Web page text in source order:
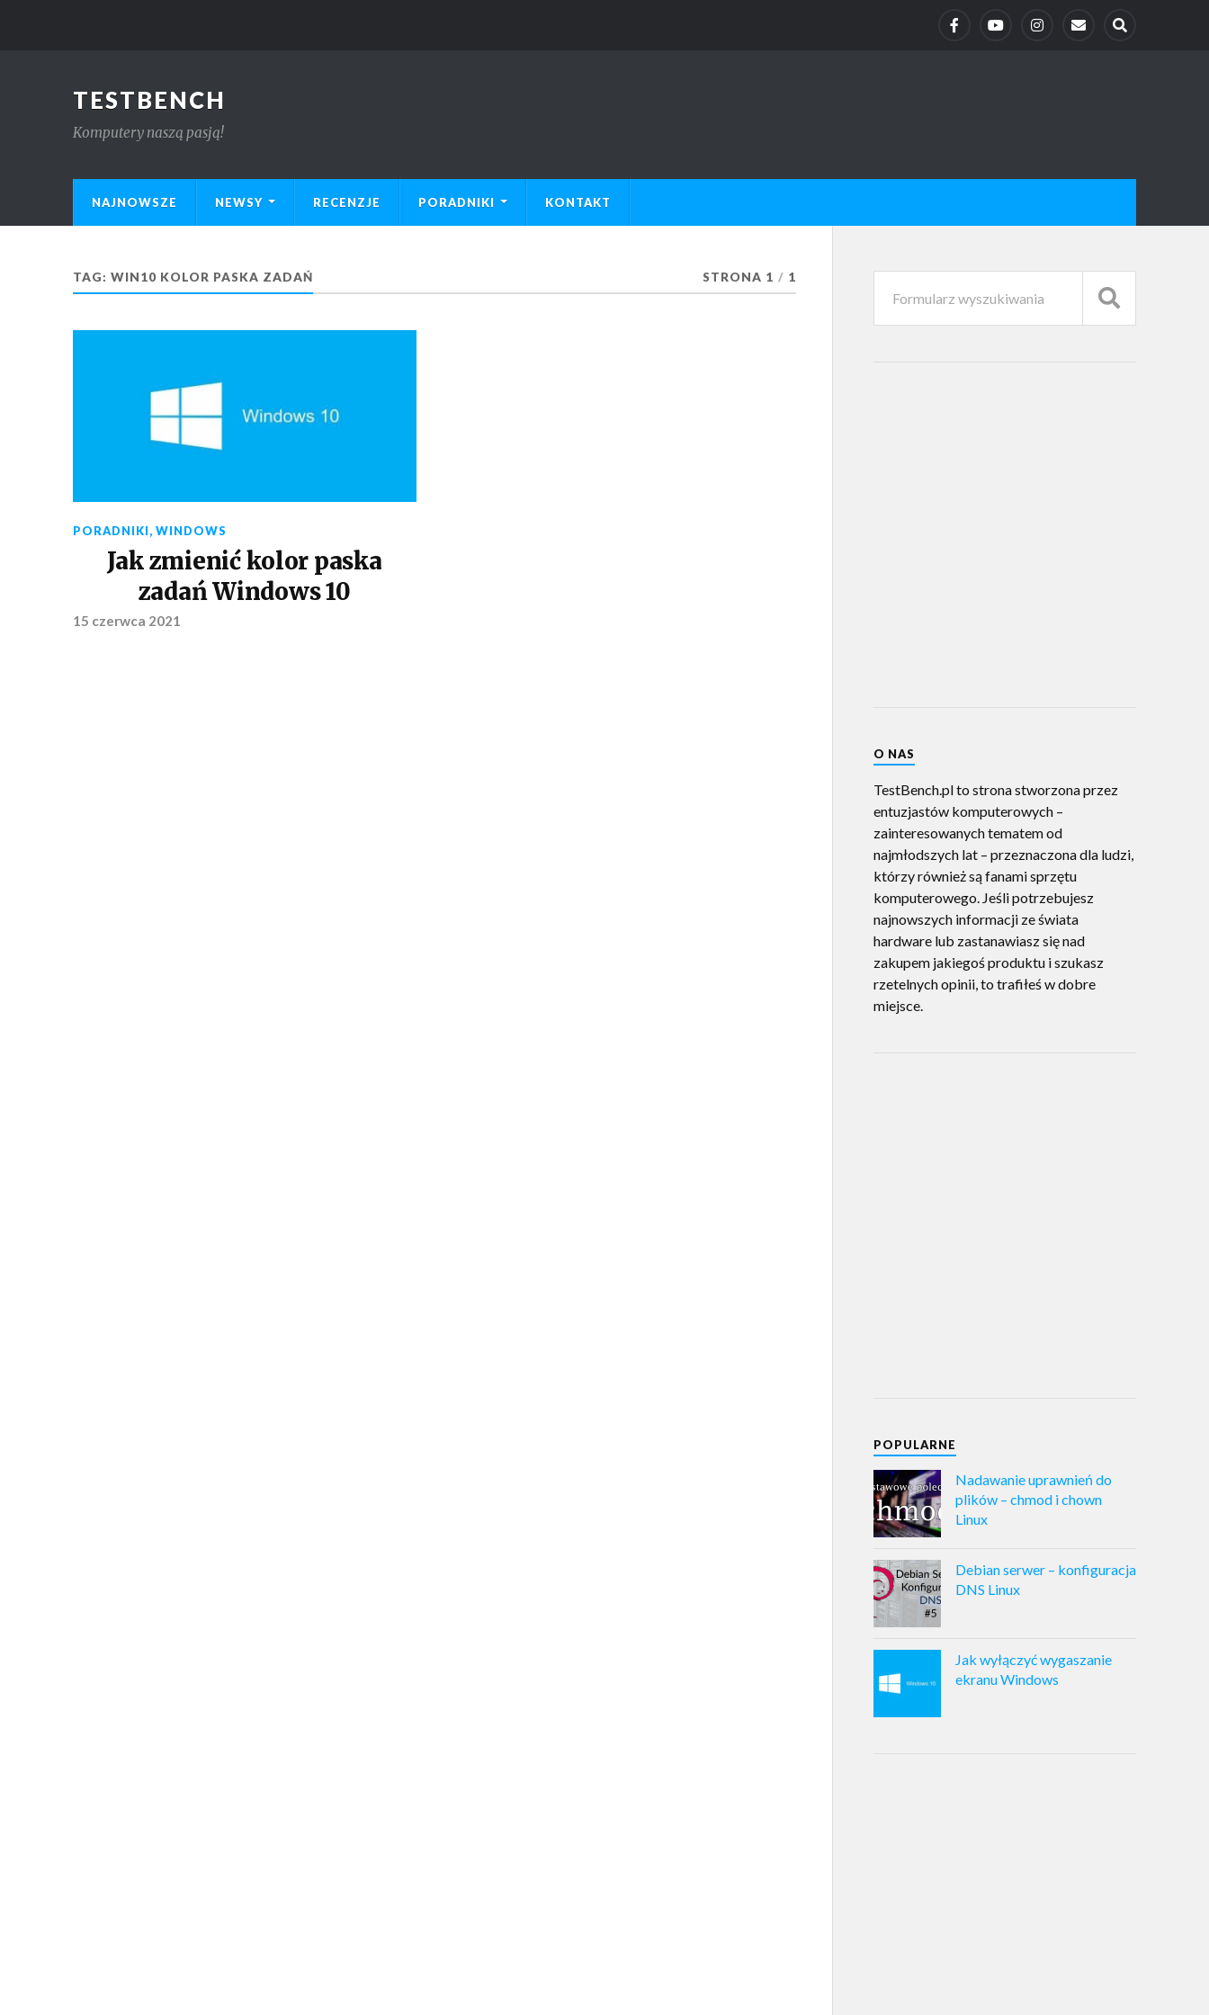
TESTBENCH
Komputery naszą pasją!
NAJNOWSZE NEWSY RECENZJE PORADNIKI KONTAKT
TAG: WIN10 KOLOR PASKA ZADAŃ STRONA 1 / 1
PORADNIKI, WINDOWS
Jak zmienić kolor paska
zadań Windows 10
15 czerwca 2021
O NAS
TestBench.pl to strona stworzona przez
entuzjastów komputerowych –
zainteresowanych tematem od
najmłodszych lat – przeznaczona dla ludzi,
którzy również są fanami sprzętu
komputerowego. Jeśli potrzebujesz
najnowszych informacji ze świata
hardware lub zastanawiasz się nad
zakupem jakiegoś produktu i szukasz
rzetelnych opinii, to trafiłeś w dobre
miejsce.
POPULARNE
Nadawanie uprawnień do
plików – chmod i chown
Linux
Debian serwer – konfiguracja
DNS Linux
Jak wyłączyć wygaszanie
ekranu Windows